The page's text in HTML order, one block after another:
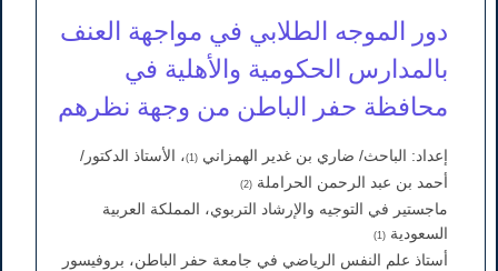
دور الموجه الطلابي في مواجهة العنف
بالمدارس الحكومية والأهلية في
محافظة حفر الباطن من وجهة نظرهم
إعداد: الباحث/ ضاري بن غدير الهمزاني (1)
، الأستاذ الدكتور/
أحمد بن عبد الرحمن الحراملة (2)
ماجستير في التوجيه والإرشاد التربوي، المملكة العربية
السعودية (1)
أستاذ علم النفس الرياضي في جامعة حفر الباطن، بروفيسور